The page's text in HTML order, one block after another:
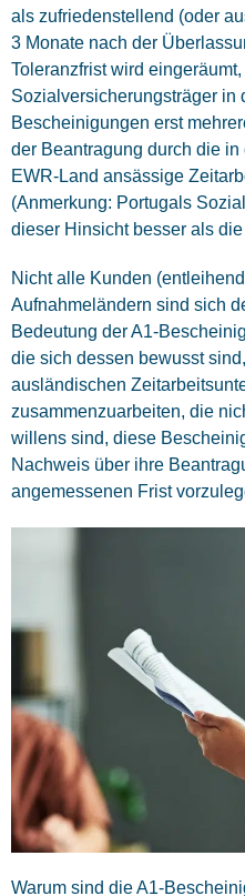
als zufriedenstellend (oder
3 Monate nach der
Toleranzfrist wird
Sozialversicherungsträger in
Bescheinigungen erst
der Beantragung durch die
EWR-Land ansässige
(Anmerkung: Portugals
dieser Hinsicht besser als
Nicht alle Kunden
Aufnahmeländern sind sich
Bedeutung der A1-
die sich dessen bewusst
ausländischen
zusammenzuarbeiten, die
willens sind, diese
Nachweis über ihre
angemessenen Frist
Warum sind die A1-